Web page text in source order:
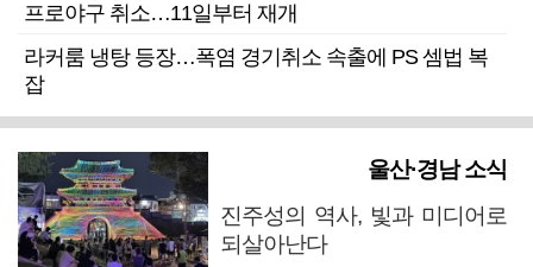
프로야구 취소…11일부터 재개
라커룸 냉탕 등장…폭염 경기취소 속출에 PS 셈법 복
잡
울산·경남 소식
진주성의 역사, 빛과 미디어로
되살아난다